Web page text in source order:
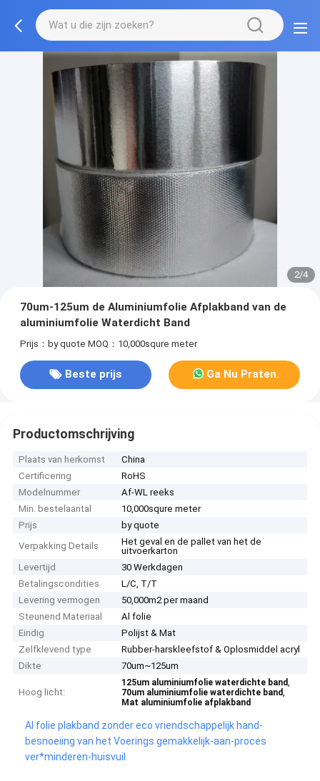
2/4
70um-125um de Aluminiumfolie Afplakband van de
aluminiumfolie Waterdicht Band
Prijs：by quote MOQ：10,000squre meter
Beste prijs Ga Nu Praten.
Productomschrijving
Plaats van herkomst
China
Certificering
RoHS
Modelnummer
Af-WL reeks
Min. bestelaantal
10,000squre meter
Prijs
by quote
Verpakking Details
Het geval en de pallet van het de
uitvoerkarton
Levertijd
30 Werkdagen
Betalingscondities
L/C, T/T
Levering vermogen
50,000m2 per maand
Steunend Materiaal
Al folie
Eindig
Polijst & Mat
Zelfklevend type
Rubber-harskleefstof & Oplosmiddel acryl
Dikte
70um~125um
Hoog licht:
125um aluminiumfolie waterdichte band,
70um aluminiumfolie waterdichte band,
Mat aluminiumfolie afplakband
Al folie plakband zonder eco vriendschappelijk hand-
besnoeiing van het Voerings gemakkelijk-aan-proces
ver*minderen-huisvuil